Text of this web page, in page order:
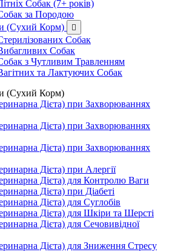
Собак (7+ років)
за Породою
(Сухий Корм)

Собак
Собак
з Чутливим Травленням
та Лактуючих Собак
(Сухий Корм)
Дієта) при Захворюваннях
Дієта) при Захворюваннях
Дієта) при Захворюваннях
Дієта) при Алергії
Дієта) для Контролю Ваги
Дієта) при Діабеті
Дієта) для Суглобів
Дієта) для Шкіри та Шерсті
Дієта) для Сечовивідної
Дієта) для Зниження Стресу